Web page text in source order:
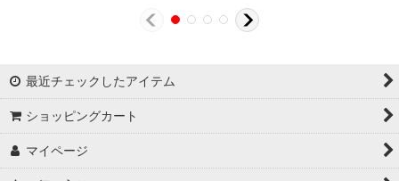
最近チェックしたアイテム
ショッピングカート
マイページ